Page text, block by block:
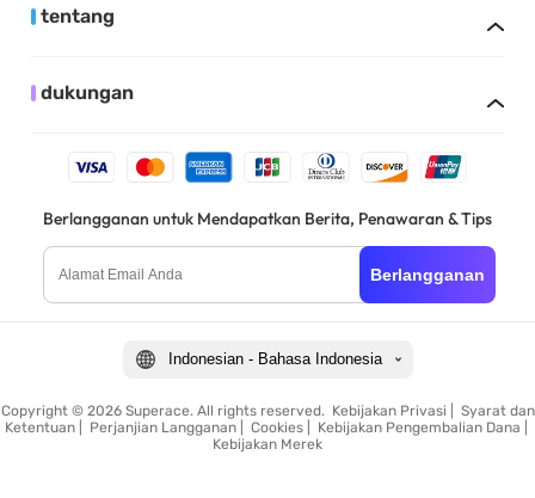
tentang
dukungan
Berlangganan untuk Mendapatkan Berita, Penawaran & Tips
Berlangganan
Indonesian - Bahasa Indonesia
Copyright © 2026 Superace. All rights reserved. Kebijakan Privasi
Syarat dan
Ketentuan| Perjanjian Langganan| Cookies| Kebijakan Pengembalian Dana
Kebijakan Merek